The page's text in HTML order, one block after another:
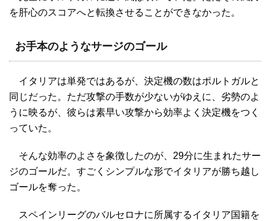
を肝心のスコアへと転換させることができなかった。
お手本のようなサージのゴール
イタリアは単発ではあるが、決定機の数はポルトガルと
同じだった。ただ攻撃の手数が少ないがゆえに、劣勢のよ
うに映るが、彼らは素早い攻撃から効率よく決定機をつく
っていた。
そんな効率のよさを象徴したのが、29分に生まれたサー
ジのゴールだ。すごくシンプルな形でイタリアが勝ち越し
ゴールを奪った。
スペインリーグのバルセロナに所属するイタリア国籍を